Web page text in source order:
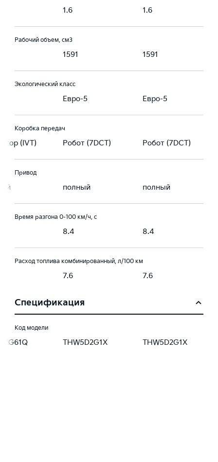
1.6 1.6
Рабочий объем, см3
1591 1591
Экологический класс
Евро-5 Евро-5
Коробка передач
(IVT) Робот (7DCT) Робот (7DCT)
Привод
полный полный
Время разгона 0-100 км/ч, с
8.4 8.4
Расход топлива комбинированный, л/100 км
7.6 7.6
Спецификация
Код модели
THW5D2G1X THW5D2G1X